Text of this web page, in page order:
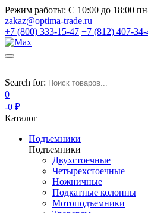
Режим работы: С 10:00 до 18:00
zakaz@optima-trade.ru
+7 (800) 333-15-47 +7 (812) 407-34-
Search for:
0
-0 ₽
Каталог
Подъемники
Подъемники
Двухстоечные
Четырехстоечные
Ножничные
Подкатные колонны
Мотоподъемники